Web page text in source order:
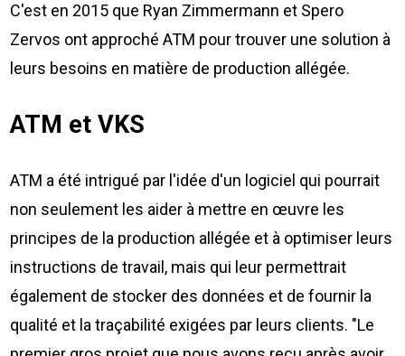
C'est en 2015 que Ryan Zimmermann et Spero
Zervos ont approché ATM pour trouver une solution à
leurs besoins en matière de production allégée.
ATM et VKS
ATM a été intrigué par l'idée d'un logiciel qui pourrait
non seulement les aider à mettre en œuvre les
principes de la production allégée et à optimiser leurs
instructions de travail, mais qui leur permettrait
également de stocker des données et de fournir la
qualité et la traçabilité exigées par leurs clients. "Le